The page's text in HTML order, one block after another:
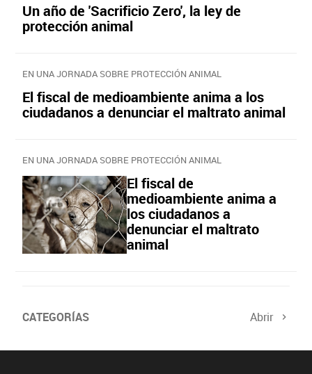
Un año de 'Sacrificio Zero', la ley de
protección animal
EN UNA JORNADA SOBRE PROTECCIÓN ANIMAL
El fiscal de medioambiente anima a los
ciudadanos a denunciar el maltrato animal
EN UNA JORNADA SOBRE PROTECCIÓN ANIMAL
El fiscal de
medioambiente anima a
los ciudadanos a
denunciar el maltrato
animal
CATEGORÍAS Abrir